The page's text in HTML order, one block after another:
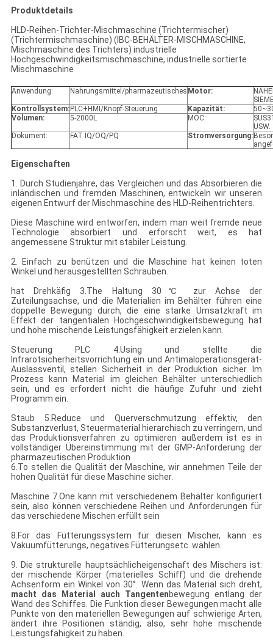
Produktdetails
HLD-Reihen-Trichter-Mischmaschine (Trichtermischer)
(Trichtermischmaschine) (IBC-BEHÄLTER-MISCHMASCHINE,
Mischmaschine des Trichters) industrielle
Hochgeschwindigkeitsmischmaschine, industrielle sortierte
Mischmaschine
Anwendung: Nahrungsmittel/pharmazeutisches Motor:
Kontrollsystem: PLC+HMI/Knopf-Steuerung Kapazität:
Volumen:
5-2000L MOC:
USW.
Dokument:
FAT IQ/OQ/PQ Stromversorgung:
Eigenschaften
1. Durch Studienjahre, das Vergleichen und das Absorbieren die
inländischen und fremden Maschinen, entwickeln wir unseren
eigenen Entwurf der Mischmaschine des HLD-Reihentrichters.
Diese Maschine wird entworfen, indem man weit fremde neue
Technologie absorbiert und erforscht weit, es hat
angemessene Struktur mit stabiler Leistung.
2. Einfach zu benützen und die Maschine hat keinen toten
Winkel und herausgestellten Schrauben.
hat Drehkäfig 3.The Haltung 30℃ zur Achse der
Zuteilungsachse, und die Materialien im Behälter führen eine
doppelte Bewegung durch, die eine starke Umsatzkraft im
Effekt der tangentialen Hochgeschwindigkeitsbewegung hat
und hohe mischende Leistungsfähigkeit erzielen kann.
Steuerung PLC 4.Using und stellte die
Infrarotsicherheitsvorrichtung ein und Antimaloperationsgerät-
Auslassventil, stellen Sicherheit in der Produktion sicher. Im
Prozess kann Material im gleichen Behälter unterschiedlich
sein, und es erfordert nicht die häufige Zufuhr und zieht
Programm ein.
Staub 5.Reduce und Querverschmutzung effektiv, den
Substanzverlust, Steuermaterial hierarchisch zu verringern, und
das Produktionsverfahren zu optimieren außerdem ist es in
vollständiger Übereinstimmung mit der GMP-Anforderung der
pharmazeutischen Produktion
6.To stellen die Qualität der Maschine, wir annehmen Teile der
hohen Qualität für diese Maschine sicher.
Maschine 7.One kann mit verschiedenem Behälter konfiguriert
sein, also können verschiedene Reihen und Anforderungen für
das verschiedene Mischen erfüllt sein
8.For das Fütterungssystem für diesen Mischer, kann es
Vakuumfütterungs, negatives Fütterungsetc. wählen.
9. Die strukturelle hauptsächlicheigenschaft des Mischers ist:
der mischende Körper (materielles Schiff) und die drehende
Achsenform ein Winkel von 30°. Wenn das Material sich dreht,
macht das Material auch Tangentenbewegung entlang der
Wand des Schiffes. Die Funktion dieser Bewegungen macht alle
Punkte von den materiellen Bewegungen auf schwierige Arten,
ändert ihre Positionen ständig, also, sehr hohe mischende
Leistungsfähigkeit zu haben.